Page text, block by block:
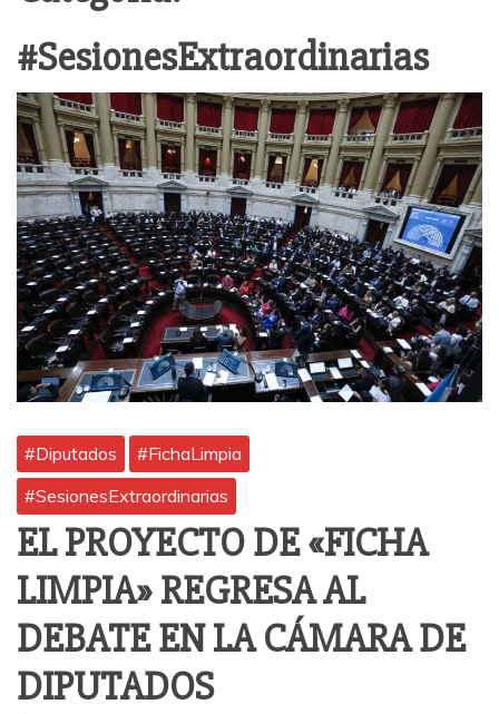
#SesionesExtraordinarias
#Diputados
#FichaLimpia
#SesionesExtraordinarias
EL PROYECTO DE «FICHA
LIMPIA» REGRESA AL
DEBATE EN LA CÁMARA DE
DIPUTADOS